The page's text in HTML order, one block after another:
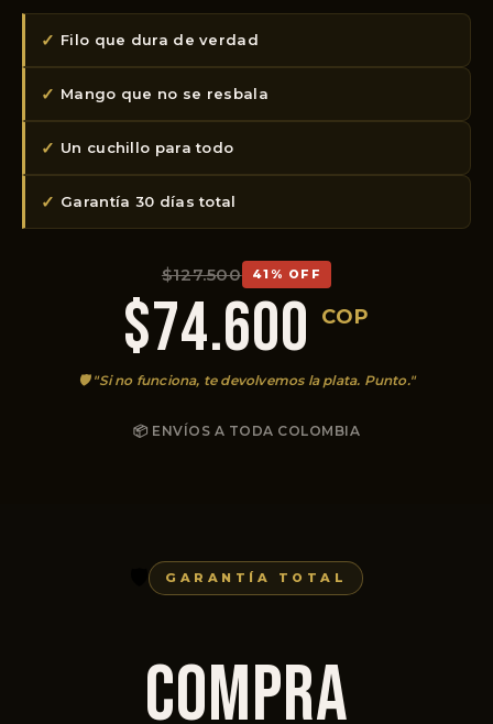
✓ Filo que dura de verdad
✓ Mango que no se resbala
✓ Un cuchillo para todo
✓ Garantía 30 días total
$127.500 41% OFF
$74.600 COP
🛡️ "Si no funciona, te devolvemos la plata. Punto."
📦 ENVÍOS A TODA COLOMBIA
🛡️ GARANTÍA TOTAL
COMPRA